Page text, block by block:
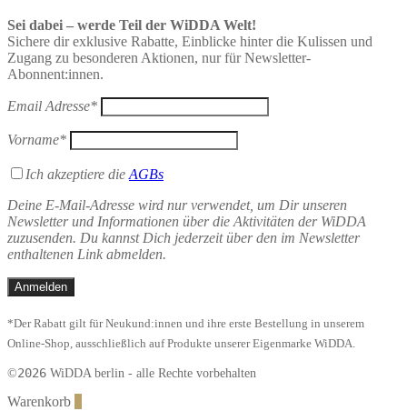
Sei dabei – werde Teil der WiDDA Welt!
Sichere dir exklusive Rabatte, Einblicke hinter die Kulissen und
Zugang zu besonderen Aktionen, nur für Newsletter-
Abonnent:innen.
Email Adresse*
Vorname*
Ich akzeptiere die AGBs
Deine E-Mail-Adresse wird nur verwendet, um Dir unseren
Newsletter und Informationen über die Aktivitäten der WiDDA
zuzusenden. Du kannst Dich jederzeit über den im Newsletter
enthaltenen Link abmelden.
*Der Rabatt gilt für Neukund:innen und ihre erste Bestellung in unserem
Online-Shop, ausschließlich auf Produkte unserer Eigenmarke WiDDA.
©2026 WiDDA berlin - alle Rechte vorbehalten
Warenkorb